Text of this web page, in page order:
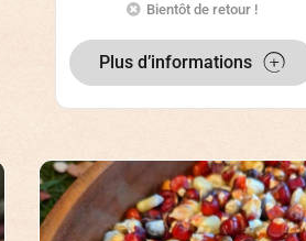
Bientôt de retour !
Plus d’informations